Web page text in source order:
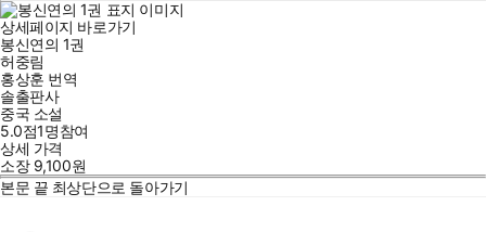
상세페이지 바로가기
봉신연의 1권
허중림
홍상훈 번역
솔출판사
중국 소설
5.0점1명참여
상세 가격
소장 9,100원
본문 끝 최상단으로 돌아가기